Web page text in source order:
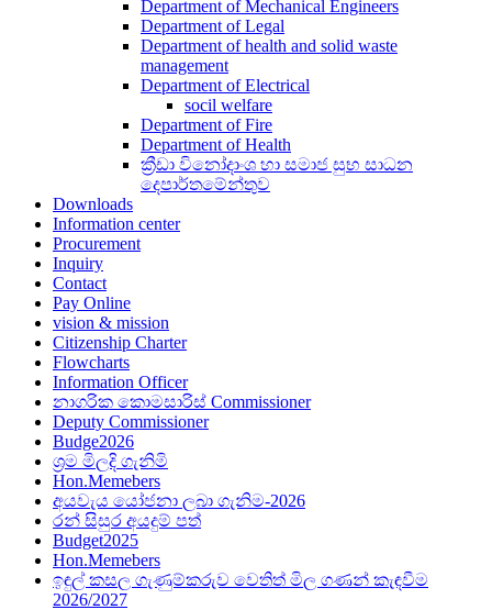
Department of Mechanical Engineers
Department of Legal
Department of health and solid waste
management
Department of Electrical
socil welfare
Department of Fire
Department of Health
ක්‍රීඩා විනෝදාංශ හා සමාජ සුභ සාධන
දෙපාර්තමේන්තුව
Downloads
Information center
Procurement
Inquiry
Contact
Pay Online
vision & mission
Citizenship Charter
Flowcharts
Information Officer
නාගරික කොමසාරිස් Commissioner
Deputy Commissioner
Budge2026
ශ්‍රම මිලදි ගැනිමි
Hon.Memebers
අයවැය යෝජනා ලබා ගැනිම-2026
රන් සිසුර අයදුම් පත්
Budget2025
Hon.Memebers
ඉඳුල් කසල ගැණුම්කරුව ‍වෙතිත් මිල ගණන් කැඳවීම
2026/2027